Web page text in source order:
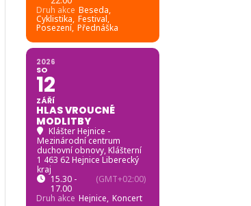
Druh akce Beseda,
Cyklistika, Festival,
Posezení, Přednáška
2026
SO
12
ZÁŘÍ
HLAS VROUCNÉ
MODLITBY
Klášter Hejnice -
Mezinárodní centrum
duchovní obnovy, Klášterní
1 463 62 Hejnice Liberecký
kraj
15.30 -
17.00
(GMT+02:00)
Druh akce Hejnice, Koncert